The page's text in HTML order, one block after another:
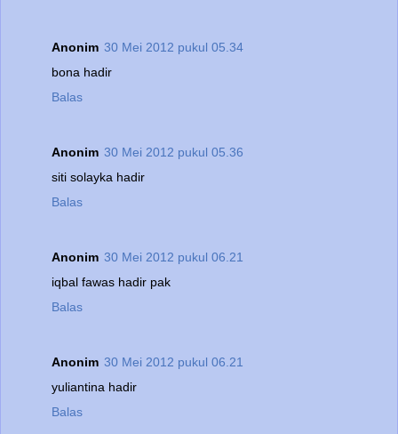
Anonim 30 Mei 2012 pukul 05.34
bona hadir
Balas
Anonim 30 Mei 2012 pukul 05.36
siti solayka hadir
Balas
Anonim 30 Mei 2012 pukul 06.21
iqbal fawas hadir pak
Balas
Anonim 30 Mei 2012 pukul 06.21
yuliantina hadir
Balas